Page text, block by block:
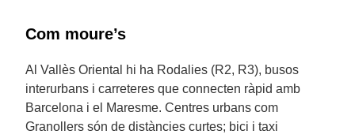
Com moure’s
Al Vallès Oriental hi ha Rodalies (R2, R3), busos
interurbans i carreteres que connecten ràpid amb
Barcelona i el Maresme. Centres urbans com
Granollers són de distàncies curtes; bici i taxi